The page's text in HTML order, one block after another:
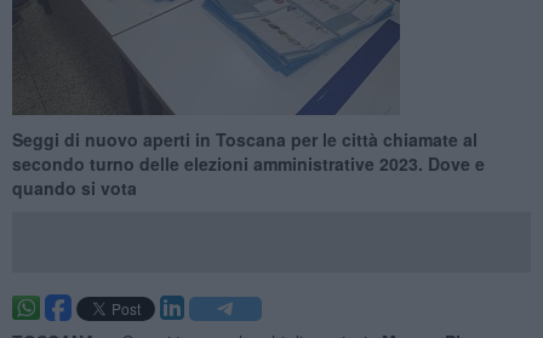
Seggi di nuovo aperti in Toscana per le città chiamate al
secondo turno delle elezioni amministrative 2023. Dove e
quando si vota